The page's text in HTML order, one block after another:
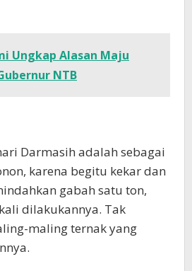
Ungkap Alasan Maju
NTB
Darmasih adalah sebagai
karena begitu kekar dan
gabah satu ton,
dilakukannya. Tak
maling ternak yang